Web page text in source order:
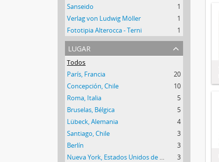
Sanseido
1
Verlag von Ludwig Möller
1
Fototipia Alterocca - Terni
1
lugar
Todos
París, Francia
20
Concepción, Chile
10
Roma, Italia
5
Bruselas, Bélgica
5
Lübeck, Alemania
4
Santiago, Chile
3
Berlín
3
Nueva York, Estados Unidos de América
3